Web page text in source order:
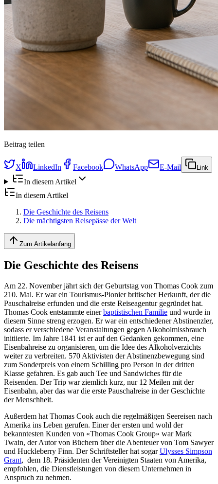
Beitrag teilen
X LinkedIn Facebook WhatsApp E-Mail Link
In diesem Artikel
In diesem Artikel
Die Geschichte des Reisens
Die mächtigsten Reisepässe der Welt
Zum Artikelanfang
Die Geschichte des Reisens
Am 22. November jährt sich der Geburtstag von Thomas Cook zum
210. Mal. Er war ein Tourismus-Pionier britischer Herkunft, der die
Pauschalreise erfunden und die erste Reiseagentur gegründet hat.
Thomas Cook entstammte einerbaptistischen Familie und wurde in
diesem Sinne streng erzogen. Er war ein entschiedener Abstinenzler,
sodass er verschiedene Veranstaltungen gegen Alkoholmissbrauch
initiierte. Im Jahre 1841 ist er auf den Gedanken gekommen, eine
Eisenbahreise zu organisieren, um die Idee des Alkoholverzichts
weiter zu verbreiten. 570 Aktivisten der Abstinenzbewegung sind
zum Sonderpreis von einem Schilling pro Person in der dritten
Klasse gefahren. Es gab auch Tee und Sandwiches für die
Reisenden. Der Trip war ziemlich kurz, nur 12 Meilen mit der
Eisenbahn, aber das war die erste Pauschalreise in der Geschichte
der Menschheit.
Außerdem hat Thomas Cook auch die regelmäßigen Seereisen nach
Amerika ins Leben gerufen. Einer der ersten und wohl der
bekanntesten Kunden von «Thomas Cook Group» war Mark
Twain, der Autor von Büchern über die Abenteuer von Tom Sawyer
und Huckleberry Finn. Der Schriftsteller hat sogarUlysses Simpson
Grant, dem 18. Präsidenten der Vereinigten Staaten von Amerika,
empfohlen, die Dienstleistungen von diesem Unternehmen in
Anspruch zu nehmen.